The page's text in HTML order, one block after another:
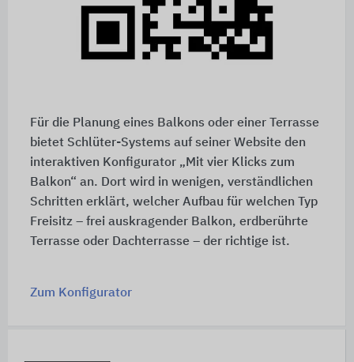
Für die Planung eines Balkons oder einer Terrasse
bietet Schlüter-Systems auf seiner Website den
interaktiven Konfigurator „Mit vier Klicks zum
Balkon“ an. Dort wird in wenigen, verständlichen
Schritten erklärt, welcher Aufbau für welchen Typ
Freisitz – frei auskragender Balkon, erdberührte
Terrasse oder Dachterrasse – der richtige ist.
Zum Konfigurator